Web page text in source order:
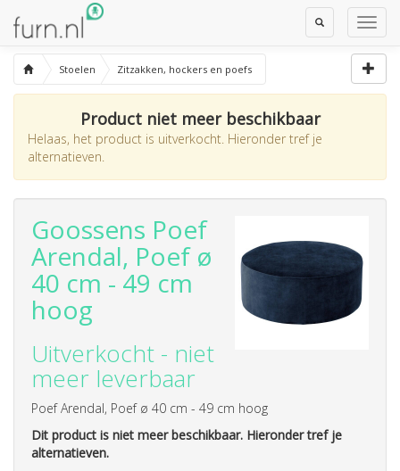
Toggle
Search
Stoelen Zitzakken, hockers en poefs
Product niet meer beschikbaar
Helaas, het product is uitverkocht. Hieronder tref je
alternatieven.
Goossens Poef
Arendal, Poef ø
40 cm - 49 cm
hoog
Uitverkocht - niet
meer leverbaar
Poef Arendal, Poef ø 40 cm - 49 cm hoog
Dit product is niet meer beschikbaar. Hieronder tref je
alternatieven.